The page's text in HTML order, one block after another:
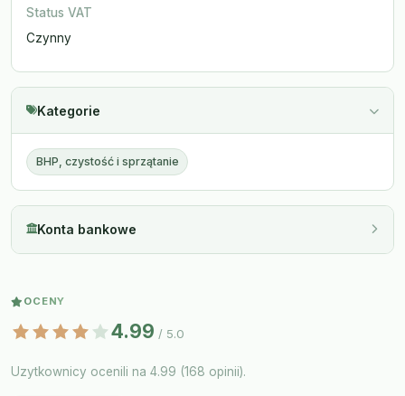
Status VAT
Czynny
Kategorie
BHP, czystość i sprzątanie
Konta bankowe
OCENY
4.99 / 5.0
Uzytkownicy ocenili na 4.99 (168 opinii).